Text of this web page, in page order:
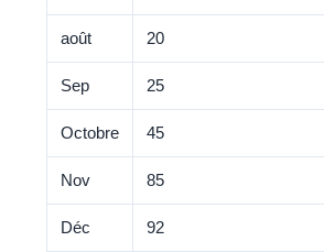
août 20
Sep 25
Octobre 45
Nov 85
Déc 92